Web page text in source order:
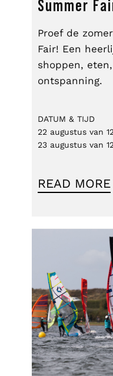
Summer
Proef de
Fair! Een
shoppen,
ontspanning.
DATUM & TIJD
22 augustus van
23 augustus van
READ MORE